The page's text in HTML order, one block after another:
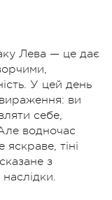
Лева — це дає
У цей день
ви
себе,
водночас
тіні
з